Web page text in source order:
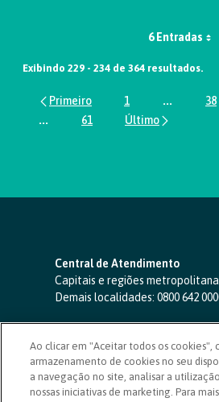
6 Entradas
Exibindo 229 - 234 de 364 resultados.
Página
1 ...Páginas38
...Páginas intermediárias Usar ABA
Página
61
Central de Atendimento
Capitais e regiões
Demais localidades: 0800 642
SAC 24 horas-0800 724 4420
Ouvidoria
0800 725 0996
(de segunda a
ouvidoriasicoob.com.br
Ao clicar em "Aceitar todos os cookies",
armazenamento de cookies no seu
a navegação no site, analisar a
nossas iniciativas de marketing. Para